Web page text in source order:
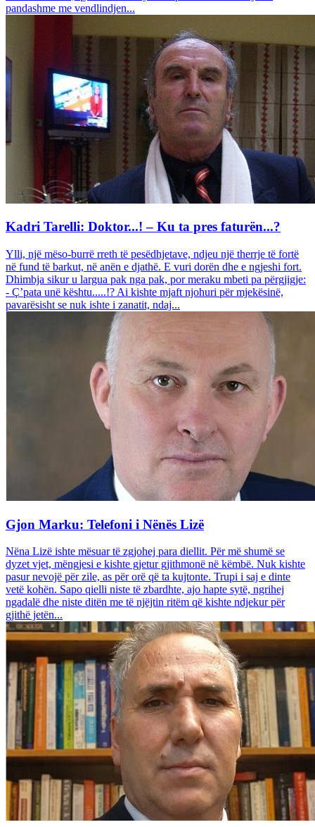
pandashme me vendlindjen...
Kadri Tarelli: Doktor...! – Ku ta pres faturën...?
Ylli, një mëso-burrë rreth të pesëdhjetave, ndjeu një therrje të fortë
në fund të barkut, në anën e djathë. E vuri dorën dhe e ngjeshi fort.
Dhimbja sikur u largua pak nga pak, por meraku mbeti pa përgjigje:
- Ç’pata unë kështu.....!? Ai kishte mjaft njohuri për mjekësinë,
pavarësisht se nuk ishte i zanatit, ndaj...
Gjon Marku: Telefoni i Nënës Lizë
Nëna Lizë ishte mësuar të zgjohej para diellit. Për më shumë se
dyzet vjet, mëngjesi e kishte gjetur gjithmonë në këmbë. Nuk kishte
pasur nevojë për zile, as për orë që ta kujtonte. Trupi i saj e dinte
vetë kohën. Sapo qielli niste të zbardhte, ajo hapte sytë, ngrihej
ngadalë dhe niste ditën me të njëjtin ritëm që kishte ndjekur për
gjithë jetën...